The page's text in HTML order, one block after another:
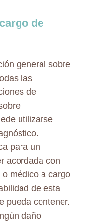
de
general sobre
las
de
utilizarse
para un
acordada con
médico a cargo
de esta
pueda contener.
daño